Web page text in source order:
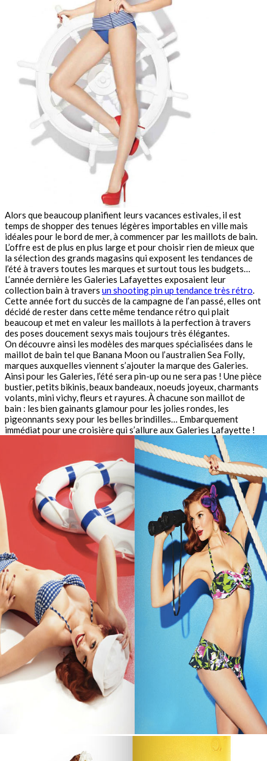
Alors que beaucoup planifient leurs vacances estivales, il est
temps de shopper des tenues légères importables en ville mais
idéales pour le bord de mer, à commencer par les maillots de bain.
L’offre est de plus en plus large et pour choisir rien de mieux que
la sélection des grands magasins qui exposent les tendances de
l’été à travers toutes les marques et surtout tous les budgets…
L’année dernière les Galeries Lafayettes exposaient leur
collection bain à travers un shooting pin up tendance très rétro.
Cette année fort du succès de la campagne de l’an passé, elles ont
décidé de rester dans cette même tendance rétro qui plait
beaucoup et met en valeur les maillots à la perfection à travers
des poses doucement sexys mais toujours très élégantes.
On découvre ainsi les modèles des marques spécialisées dans le
maillot de bain tel que Banana Moon ou l’australien Sea Folly,
marques auxquelles viennent s’ajouter la marque des Galeries.
Ainsi pour les Galeries, l’été sera pin-up ou ne sera pas ! Une pièce
bustier, petits bikinis, beaux bandeaux, noeuds joyeux, charmants
volants, mini vichy, fleurs et rayures. À chacune son maillot de
bain : les bien gainants glamour pour les jolies rondes, les
pigeonnants sexy pour les belles brindilles… Embarquement
immédiat pour une croisière qui s’allure aux Galeries Lafayette !